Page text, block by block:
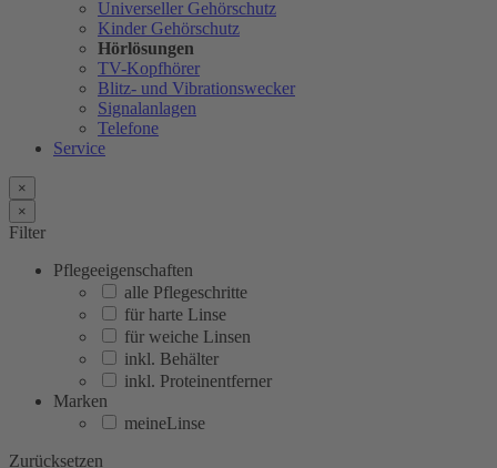
Universeller Gehörschutz
Kinder Gehörschutz
Hörlösungen
TV-Kopfhörer
Blitz- und Vibrationswecker
Signalanlagen
Telefone
Service
×
×
Filter
Pflegeeigenschaften
alle Pflegeschritte
für harte Linse
für weiche Linsen
inkl. Behälter
inkl. Proteinentferner
Marken
meineLinse
Zurücksetzen